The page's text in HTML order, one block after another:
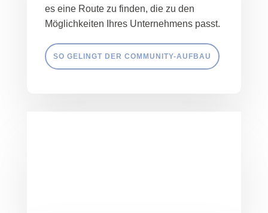
es eine Route zu finden, die zu den
Möglichkeiten Ihres Unternehmens passt.
SO GELINGT DER COMMUNITY-AUFBAU